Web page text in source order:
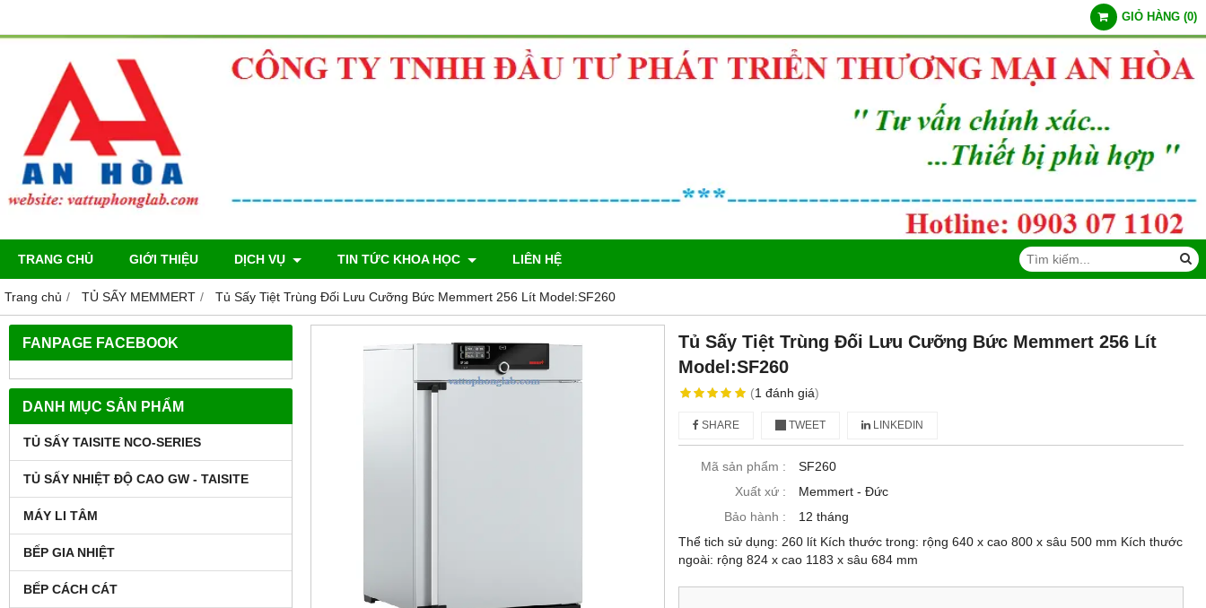
GIỎ HÀNG (0)
TRANG CHỦ GIỚI THIỆU DỊCH VỤ TIN TỨC KHOA HỌC LIÊN HỆ
Trang chủ TỦ SẤY MEMMERT Tủ Sấy Tiệt Trùng Đối Lưu Cưỡng Bức Memmert 256 Lít Model:SF260
FANPAGE FACEBOOK
DANH MỤC SẢN PHẨM
TỦ SẤY TAISITE NCO-SERIES
TỦ SẤY NHIỆT ĐỘ CAO GW - TAISITE
MÁY LI TÂM
BẾP GIA NHIỆT
BẾP CÁCH CÁT
Tủ Sấy Tiệt Trùng Đối Lưu Cưỡng Bức Memmert 256 Lít
Model:SF260
(1đánh giá)
SHARE TWEET LINKEDIN
Mã sản phẩm :
SF260
Xuất xứ :
Memmert - Đức
Bảo hành :
12 tháng
Thể tich sử dụng: 260 lít Kích thước trong: rộng 640 x cao 800 x sâu 500 mm Kích thước
ngoài: rộng 824 x cao 1183 x sâu 684 mm